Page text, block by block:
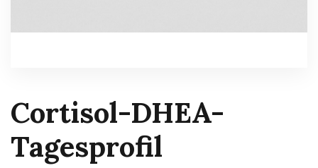
Cortisol-DHEA-
Tagesprofil